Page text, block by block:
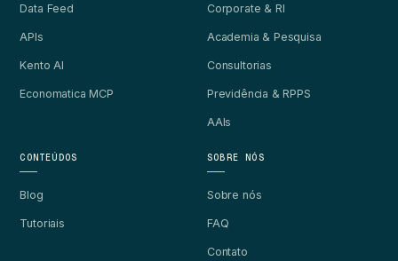
Data Feed
APIs
Kento AI
Economatica MCP
Corporate & RI
Academia & Pesquisa
Consultorias
Previdência & RPPS
AAIs
CONTEÚDOS
Blog
Tutoriais
SOBRE NÓS
Sobre nós
FAQ
Contato